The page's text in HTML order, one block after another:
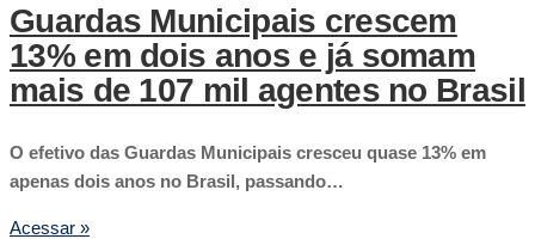
Guardas Municipais crescem
13% em dois anos e já somam
mais de 107 mil agentes no Brasil
O efetivo das Guardas Municipais cresceu quase 13% em
apenas dois anos no Brasil, passando…
Acessar »